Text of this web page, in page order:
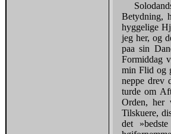
Betydning,
hyggelige
jeg her, og
paa sin
Formiddag
min Flid og
neppe drev
turde om
Orden, her
Tilskuere,
det